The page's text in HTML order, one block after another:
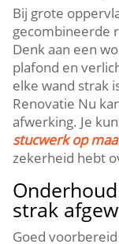
Bij grote
gecombineerde
Denk aan een
plafond en
elke wand strak
Renovatie Nu
afwerking.​ Je
stucwerk op
zekerheid hebt
strak
Goed